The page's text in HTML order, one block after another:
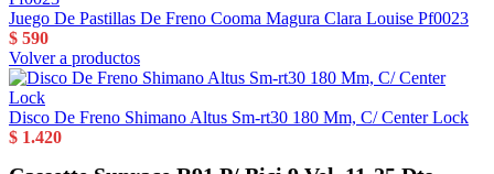
Juego De Pastillas De Freno Cooma Magura Clara Louise Pf0023
$ 590
Volver a productos
Disco De Freno Shimano Altus Sm-rt30 180 Mm, C/ Center Lock
$ 1.420